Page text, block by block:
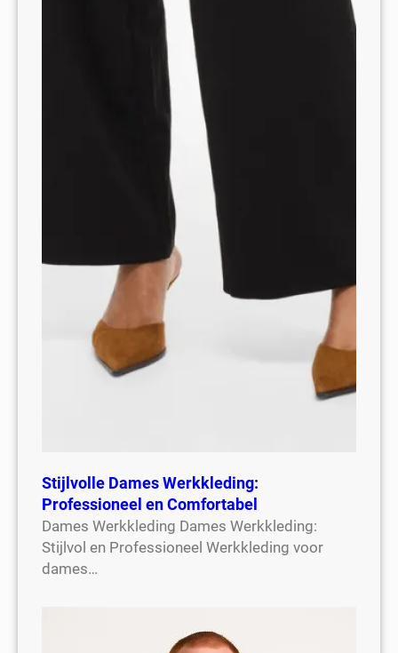
Stijlvolle Dames Werkkleding:
Professioneel en Comfortabel
Dames Werkkleding Dames Werkkleding:
Stijlvol en Professioneel Werkkleding voor
dames…